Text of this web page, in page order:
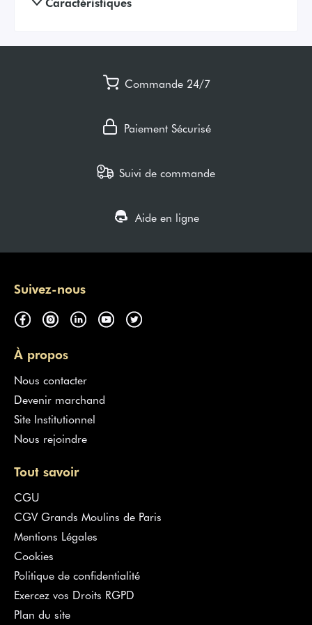
Commande 24/7
Paiement Sécurisé
Suivi de commande
Aide en ligne
Suivez-nous
À propos
Nous contacter
Devenir marchand
Site Institutionnel
Nous rejoindre
Tout savoir
CGU
CGV Grands Moulins de Paris
Mentions Légales
Cookies
Politique de confidentialité
Exercez vos Droits RGPD
Plan du site